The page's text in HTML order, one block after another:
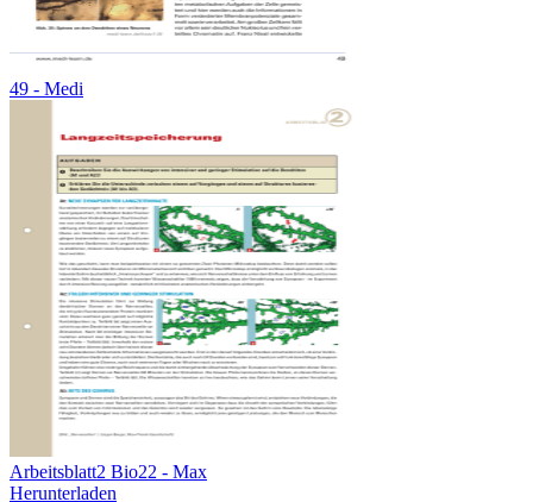
49 - Medi
Arbeitsblatt2 Bio22 - Max
Herunterladen